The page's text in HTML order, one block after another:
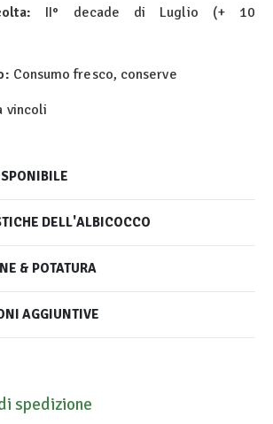
II° decade di Luglio (+ 10
Consumo fresco, conserve
vincoli
DELL'ALBICOCCO
& POTATURA
AGGIUNTIVE
spedizione